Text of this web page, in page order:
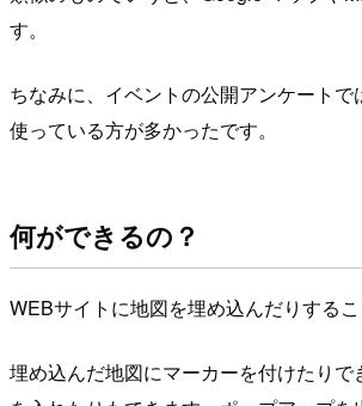
す。
ちなみに、イベントの公開アンケートで
使っている方が多かったです。
何ができるの？
WEBサイトに地図を埋め込んだりするこ
埋め込んだ地図にマーカーを付けたり